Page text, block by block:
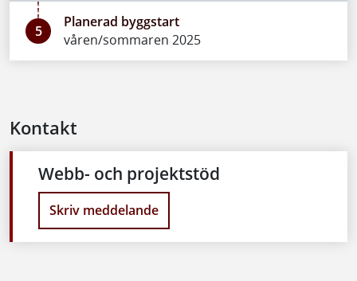
5
Planerad byggstart
våren/sommaren 2025
Kontakt
Webb- och projektstöd
Skriv meddelande